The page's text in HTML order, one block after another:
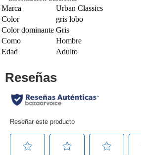
Marca
Urban Classics
Color
gris lobo
Color dominante Gris
Como
Hombre
Edad
Adulto